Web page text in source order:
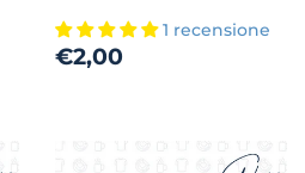
1 recensione
Prezzo
€2,00